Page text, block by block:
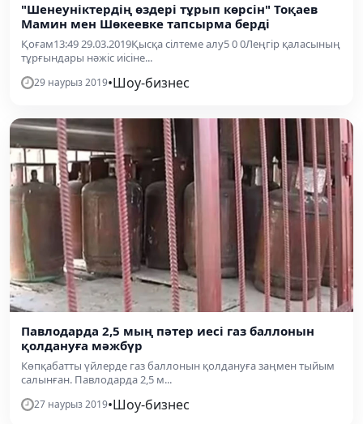
"Шенеуніктердің өздері тұрып көрсін" Тоқаев
Мамин мен Шөкеевке тапсырма берді
Қоғам13:49 29.03.2019Қысқа сілтеме алу5 0 0Леңгір қаласының
тұрғындары нәжіс иісіне...
29 наурыз 2019•Шоу-бизнес
Павлодарда 2,5 мың пәтер иесі газ баллонын
қолдануға мәжбүр
Көпқабатты үйлерде газ баллонын қолдануға заңмен тыйым
салынған. Павлодарда 2,5 м...
27 наурыз 2019•Шоу-бизнес